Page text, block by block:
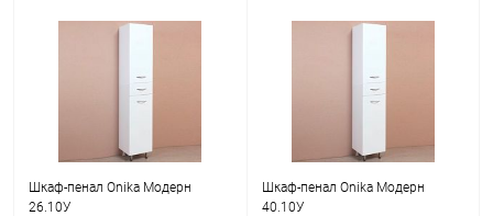
Шкаф-пенал Onika Модерн
26.10У
Шкаф-пенал Onika Модерн
40.10У